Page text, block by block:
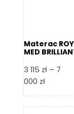
Materac
MED
3 115 zł – 7
000 złZakres
od